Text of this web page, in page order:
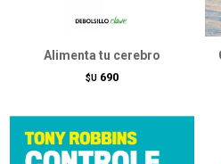
Alimenta tu cerebro
$U 690